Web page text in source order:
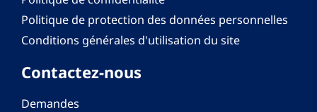
Politique de protection des données personnelles
Conditions générales d'utilisation du site
Contactez-nous
Demandes